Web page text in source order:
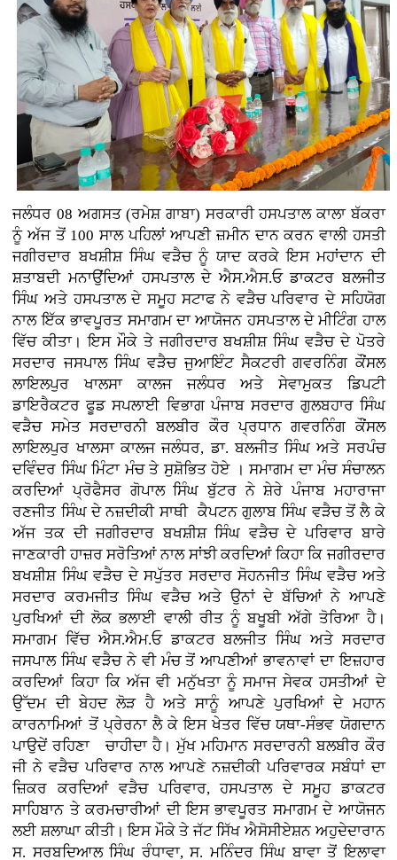
ਜਲੰਧਰ 08 ਅਗਸਤ (ਰਮੇਸ਼ ਗਾਬਾ) ਸਰਕਾਰੀ ਹਸਪਤਾਲ ਕਾਲਾ ਬੱਕਰਾ
ਨੂੰ ਅੱਜ ਤੋਂ 100 ਸਾਲ ਪਹਿਲਾਂ ਆਪਣੀ ਜ਼ਮੀਨ ਦਾਨ ਕਰਨ ਵਾਲੀ ਹਸਤੀ
ਜਗੀਰਦਾਰ ਬਖਸ਼ੀਸ਼ ਸਿੰਘ ਵੜੈਚ ਨੂੰ ਯਾਦ ਕਰਕੇ ਇਸ ਮਹਾਂਦਾਨ ਦੀ
ਸ਼ਤਾਬਦੀ ਮਨਾਉਂਦਿਆਂ ਹਸਪਤਾਲ ਦੇ ਐਸ.ਐਸ.ਓ ਡਾਕਟਰ ਬਲਜੀਤ
ਸਿੰਘ ਅਤੇ ਹਸਪਤਾਲ ਦੇ ਸਮੂਹ ਸਟਾਫ ਨੇ ਵੜੈਚ ਪਰਿਵਾਰ ਦੇ ਸਹਿਯੋਗ
ਨਾਲ ਇੱਕ ਭਾਵਪੂਰਤ ਸਮਾਗਮ ਦਾ ਆਯੋਜਨ ਹਸਪਤਾਲ ਦੇ ਮੀਟਿੰਗ ਹਾਲ
ਵਿੱਚ ਕੀਤਾ। ਇਸ ਮੌਕੇ ਤੇ ਜਗੀਰਦਾਰ ਬਖਸ਼ੀਸ਼ ਸਿੰਘ ਵੜੈਚ ਦੇ ਪੋਤਰੇ
ਸਰਦਾਰ ਜਸਪਾਲ ਸਿੰਘ ਵੜੈਚ ਜੁਆਇੰਟ ਸੈਕਟਰੀ ਗਵਰਨਿੰਗ ਕੌਂਸਲ
ਲਾਇਲਪੁਰ ਖਾਲਸਾ ਕਾਲਜ ਜਲੰਧਰ ਅਤੇ ਸੇਵਾਮੁਕਤ ਡਿਪਟੀ
ਡਾਇਰੈਕਟਰ ਫੂਡ ਸਪਲਾਈ ਵਿਭਾਗ ਪੰਜਾਬ ਸਰਦਾਰ ਗੁਲਬਹਾਰ ਸਿੰਘ
ਵੜੈਚ ਸਮੇਤ ਸਰਦਾਰਨੀ ਬਲਬੀਰ ਕੌਰ ਪ੍ਰਧਾਨ ਗਵਰਨਿੰਗ ਕੌਂਸਲ
ਲਾਇਲਪੁਰ ਖਾਲਸਾ ਕਾਲਜ ਜਲੰਧਰ, ਡਾ. ਬਲਜੀਤ ਸਿੰਘ ਅਤੇ ਸਰਪੰਚ
ਦਵਿੰਦਰ ਸਿੰਘ ਮਿੰਟਾ ਮੰਚ ਤੇ ਸੁਸ਼ੋਭਿਤ ਹੋਏ । ਸਮਾਗਮ ਦਾ ਮੰਚ ਸੰਚਾਲਨ
ਕਰਦਿਆਂ ਪ੍ਰੋਫੈਸਰ ਗੋਪਾਲ ਸਿੰਘ ਬੁੱਟਰ ਨੇ ਸ਼ੇਰੇ ਪੰਜਾਬ ਮਹਾਰਾਜਾ
ਰਣਜੀਤ ਸਿੰਘ ਦੇ ਨਜ਼ਦੀਕੀ ਸਾਥੀ ਕੈਪਟਨ ਗੁਲਾਬ ਸਿੰਘ ਵੜੈਚ ਤੋਂ ਲੈ ਕੇ
ਅੱਜ ਤਕ ਦੀ ਜਗੀਰਦਾਰ ਬਖਸ਼ੀਸ਼ ਸਿੰਘ ਵੜੈਚ ਦੇ ਪਰਿਵਾਰ ਬਾਰੇ
ਜਾਣਕਾਰੀ ਹਾਜ਼ਰ ਸਰੋਤਿਆਂ ਨਾਲ ਸਾਂਝੀ ਕਰਦਿਆਂ ਕਿਹਾ ਕਿ ਜਗੀਰਦਾਰ
ਬਖਸ਼ੀਸ਼ ਸਿੰਘ ਵੜੈਚ ਦੇ ਸਪੁੱਤਰ ਸਰਦਾਰ ਸੋਹਨਜੀਤ ਸਿੰਘ ਵੜੈਚ ਅਤੇ
ਸਰਦਾਰ ਕਰਮਜੀਤ ਸਿੰਘ ਵੜੈਚ ਅਤੇ ਉਨਾਂ ਦੇ ਬੱਚਿਆਂ ਨੇ ਆਪਣੇ
ਪੁਰਖਿਆਂ ਦੀ ਲੋਕ ਭਲਾਈ ਵਾਲੀ ਰੀਤ ਨੂੰ ਬਖੂਬੀ ਅੱਗੇ ਤੋਰਿਆ ਹੈ।
ਸਮਾਗਮ ਵਿੱਚ ਐਸ.ਐਮ.ਓ ਡਾਕਟਰ ਬਲਜੀਤ ਸਿੰਘ ਅਤੇ ਸਰਦਾਰ
ਜਸਪਾਲ ਸਿੰਘ ਵੜੈਚ ਨੇ ਵੀ ਮੰਚ ਤੋਂ ਆਪਣੀਆਂ ਭਾਵਨਾਵਾਂ ਦਾ ਇਜ਼ਹਾਰ
ਕਰਦਿਆਂ ਕਿਹਾ ਕਿ ਅੱਜ ਵੀ ਮਨੁੱਖਤਾ ਨੂੰ ਸਮਾਜ ਸੇਵਕ ਹਸਤੀਆਂ ਦੇ
ਉੱਦਮ ਦੀ ਬੇਹਦ ਲੋੜ ਹੈ ਅਤੇ ਸਾਨੂੰ ਆਪਣੇ ਪੁਰਖਿਆਂ ਦੇ ਮਹਾਨ
ਕਾਰਨਾਮਿਆਂ ਤੋਂ ਪ੍ਰੇਰਨਾ ਲੈ ਕੇ ਇਸ ਖੇਤਰ ਵਿੱਚ ਯਥਾ-ਸੰਭਵ ਯੋਗਦਾਨ
ਪਾਉਦੇਂ ਰਹਿਣਾ ਚਾਹੀਦਾ ਹੈ। ਮੁੱਖ ਮਹਿਮਾਨ ਸਰਦਾਰਨੀ ਬਲਬੀਰ ਕੌਰ
ਜੀ ਨੇ ਵੜੈਚ ਪਰਿਵਾਰ ਨਾਲ ਆਪਣੇ ਨਜ਼ਦੀਕੀ ਪਰਿਵਾਰਕ ਸਬੰਧਾਂ ਦਾ
ਜ਼ਿਕਰ ਕਰਦਿਆਂ ਵੜੈਚ ਪਰਿਵਾਰ, ਹਸਪਤਾਲ ਦੇ ਸਮੂਹ ਡਾਕਟਰ
ਸਾਹਿਬਾਨ ਤੇ ਕਰਮਚਾਰੀਆਂ ਦੀ ਇਸ ਭਾਵਪੂਰਤ ਸਮਾਗਮ ਦੇ ਆਯੋਜਨ
ਲਈ ਸ਼ਲਾਘਾ ਕੀਤੀ। ਇਸ ਮੌਕੇ ਤੇ ਜੱਟ ਸਿੱਖ ਐਸੋਸੀਏਸ਼ਨ ਅਹੁਦੇਦਾਰਾਨ
ਸ. ਸਰਬਦਿਆਲ ਸਿੰਘ ਰੰਧਾਵਾ, ਸ. ਮਨਿੰਦਰ ਸਿੰਘ ਬਾਵਾ ਤੋਂ ਇਲਾਵਾ